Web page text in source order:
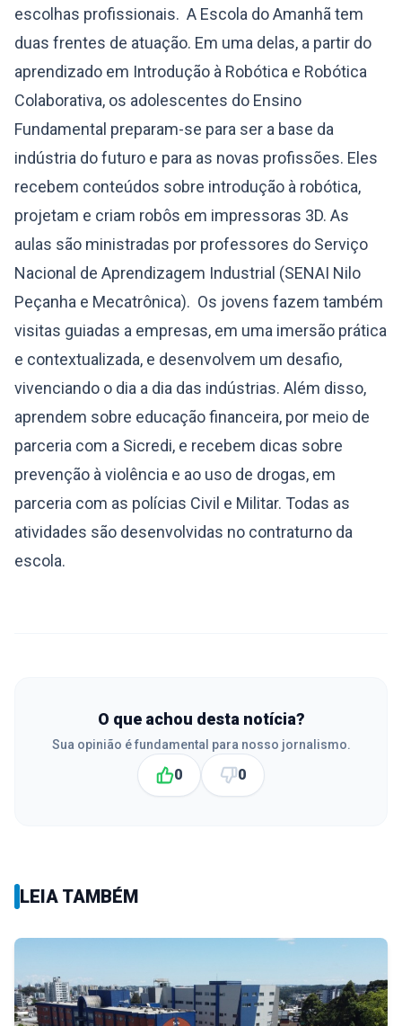
escolhas profissionais. A Escola do Amanhã tem
duas frentes de atuação. Em uma delas, a partir do
aprendizado em Introdução à Robótica e Robótica
Colaborativa, os adolescentes do Ensino
Fundamental preparam-se para ser a base da
indústria do futuro e para as novas profissões. Eles
recebem conteúdos sobre introdução à robótica,
projetam e criam robôs em impressoras 3D. As
aulas são ministradas por professores do Serviço
Nacional de Aprendizagem Industrial (SENAI Nilo
Peçanha e Mecatrônica). Os jovens fazem também
visitas guiadas a empresas, em uma imersão prática
e contextualizada, e desenvolvem um desafio,
vivenciando o dia a dia das indústrias. Além disso,
aprendem sobre educação financeira, por meio de
parceria com a Sicredi, e recebem dicas sobre
prevenção à violência e ao uso de drogas, em
parceria com as polícias Civil e Militar. Todas as
atividades são desenvolvidas no contraturno da
escola.
O que achou desta notícia?
Sua opinião é fundamental para nosso jornalismo.
0 0
LEIA TAMBÉM